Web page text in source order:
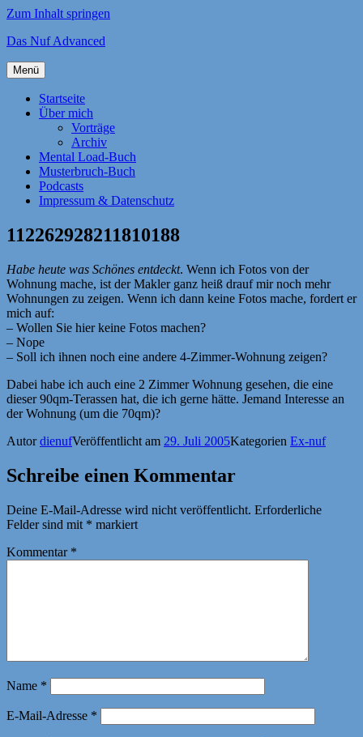
Zum Inhalt springen
Das Nuf Advanced
Menü
Startseite
Über mich
Vorträge
Archiv
Mental Load-Buch
Musterbruch-Buch
Podcasts
Impressum & Datenschutz
112262928211810188
Habe heute was Schönes entdeckt. Wenn ich Fotos von der
Wohnung mache, ist der Makler ganz heiß drauf mir noch mehr
Wohnungen zu zeigen. Wenn ich dann keine Fotos mache, fordert er
mich auf:
– Wollen Sie hier keine Fotos machen?
– Nope
– Soll ich ihnen noch eine andere 4-Zimmer-Wohnung zeigen?
Dabei habe ich auch eine 2 Zimmer Wohnung gesehen, die eine
dieser 90qm-Terassen hat, die ich gerne hätte. Jemand Interesse an
der Wohnung (um die 70qm)?
AutordienufVeröffentlicht am 29. Juli 2005Kategorien Ex-nuf
Schreibe einen Kommentar
Deine E-Mail-Adresse wird nicht veröffentlicht. Erforderliche
Felder sind mit * markiert
Kommentar *
Name *
E-Mail-Adresse *